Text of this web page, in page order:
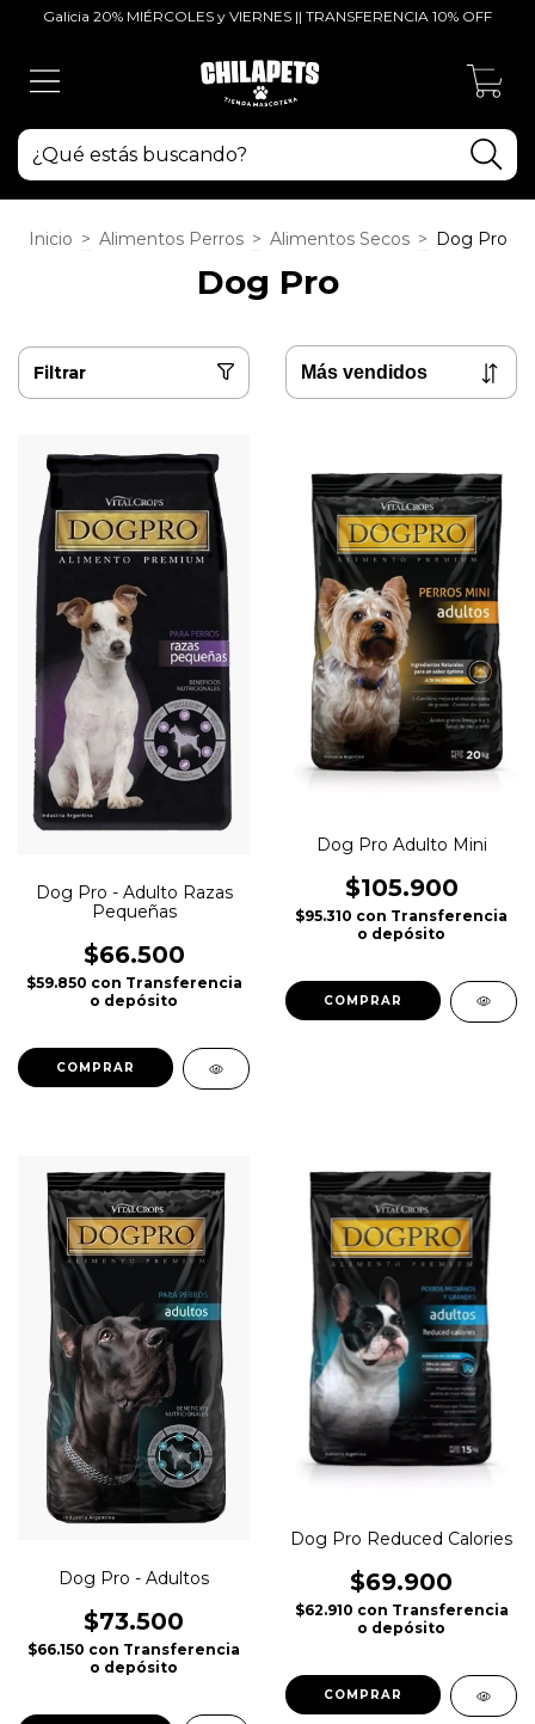
Galicia 20% MIÉRCOLES y VIERNES || TRANSFERENCIA 10% OFF
Inicio > Alimentos Perros > Alimentos Secos > Dog Pro
Dog Pro
Filtrar
Dog Pro - Adulto Razas
Pequeñas
$66.500
$59.850 con Transferencia
o depósito
COMPRAR
Dog Pro Adulto Mini
$105.900
$95.310 con Transferencia
o depósito
COMPRAR
Dog Pro - Adultos
$73.500
$66.150 con Transferencia
o depósito
Dog Pro Reduced Calories
$69.900
$62.910 con Transferencia
o depósito